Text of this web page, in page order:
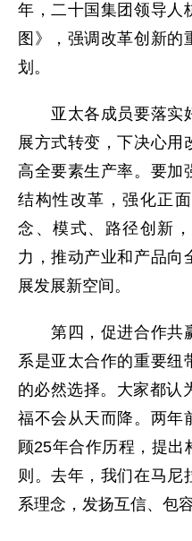
年，二十国集团领导人
图》，强调改革创新的
划。
亚太各成员要落实
展方式转变，下决心用
高全要素生产率。要加
结构性改革，强化正
念、模式、路径创新
力，推动产业和产品向
展发展新空间。
第四，促进合作共
系是亚太合作的重要纽
的必然选择。大家都认
福不会从天而降。两年
顾25年合作历程，提出
则。去年，我们在马尼
系理念，发扬互信、包